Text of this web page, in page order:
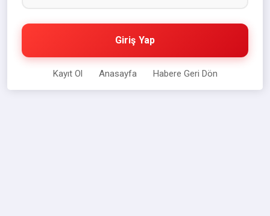
Giriş Yap
Kayıt Ol Anasayfa Habere Geri Dön